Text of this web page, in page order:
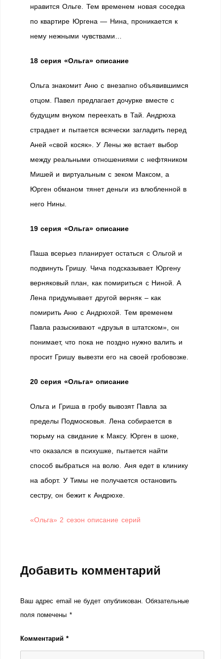
нравится Ольге. Тем временем новая соседка
по квартире Юргена — Нина, проникается к
нему нежными чувствами…
18 серия «Ольга» описание
Ольга знакомит Аню с внезапно объявившимся
отцом. Павел предлагает дочурке вместе с
будущим внуком переехать в Тай. Андрюха
страдает и пытается всячески загладить перед
Аней «свой косяк». У Лены же встает выбор
между реальными отношениями с нефтяником
Мишей и виртуальным с зеком Максом, а
Юрген обманом тянет деньги из влюбленной в
него Нины.
19 серия «Ольга» описание
Паша всерьез планирует остаться с Ольгой и
подвинуть Гришу. Чича подсказывает Юргену
верняковый план, как помириться с Ниной. А
Лена придумывает другой верняк – как
помирить Аню с Андрюхой. Тем временем
Павла разыскивают «друзья в штатском», он
понимает, что пока не поздно нужно валить и
просит Гришу вывезти его на своей гробовозке.
20 серия «Ольга» описание
Ольга и Гриша в гробу вывозят Павла за
пределы Подмосковья. Лена собирается в
тюрьму на свидание к Максу. Юрген в шоке,
что оказался в психушке, пытается найти
способ выбраться на волю. Аня едет в клинику
на аборт. У Тимы не получается остановить
сестру, он бежит к Андрюхе.
«Ольга» 2 сезон описание серий
Добавить комментарий
Ваш адрес email не будет опубликован. Обязательные
поля помечены *
Комментарий*